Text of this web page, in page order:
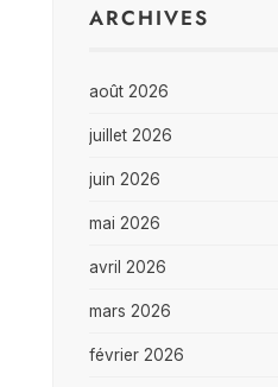
ARCHIVES
août 2026
juillet 2026
juin 2026
mai 2026
avril 2026
mars 2026
février 2026